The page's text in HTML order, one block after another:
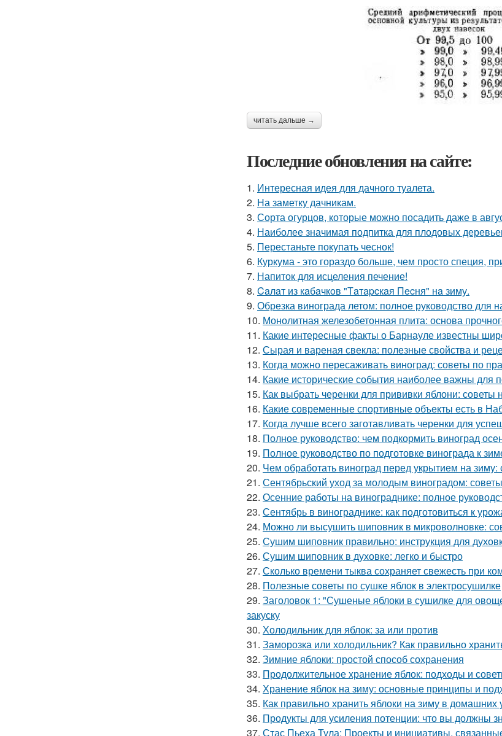
читать дальше →
Последние обновления на сайте:
1. Интересная идея для дачного туалета.
2. На заметку дачникам.
3. Сорта огурцов, которые можно посадить даже в
4. Наиболее значимая подпитка для плодовых
5. Перестаньте покупать чеснок!
6. Куркума - это гораздо больше, чем просто специя,
7. Напиток для исцеления печение!
8. Caлaт из кaбaчкoв "Тaтapcкaя Пecня" нa зиму.
9. Обрезка винограда летом: полное руководство для
10. Монолитная железобетонная плита: основа
11. Какие интересные факты о Барнауле известны
12. Сырая и вареная свекла: полезные свойства и
13. Когда можно пересаживать виноград: советы по
14. Какие исторические события наиболее важны для
15. Как выбрать черенки для прививки яблони:
16. Какие современные спортивные объекты есть в
17. Когда лучше всего заготавливать черенки для
18. Полное руководство: чем подкормить виноград
19. Полное руководство по подготовке винограда к
20. Чем обработать виноград перед укрытием на
21. Сентябрьский уход за молодым виноградом:
22. Осенние работы на винограднике: полное
23. Сентябрь в винограднике: как подготовиться к
24. Можно ли высушить шиповник в микроволновке:
25. Сушим шиповник правильно: инструкция для
26. Сушим шиповник в духовке: легко и быстро
27. Сколько времени тыква сохраняет свежесть при
28. Полезные советы по сушке яблок в электросушилке
29. Заголовок 1: "Сушеные яблоки в сушилке для
закуску
30. Холодильник для яблок: за или против
31. Заморозка или холодильник? Как правильно
32. Зимние яблоки: простой способ сохранения
33. Продолжительное хранение яблок: подходы и
34. Хранение яблок на зиму: основные принципы и
35. Как правильно хранить яблоки на зиму в домашних
36. Продукты для усиления потенции: что вы должны
37. Стас Пьеха Тула: Проекты и инициативы,